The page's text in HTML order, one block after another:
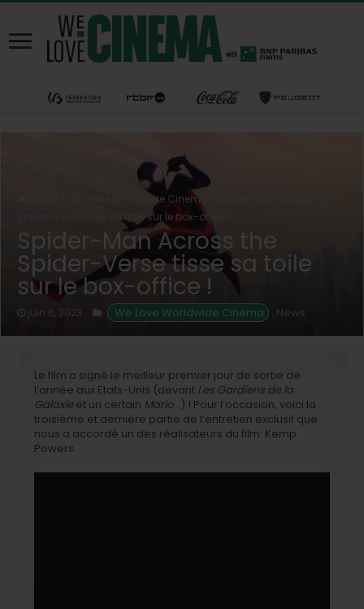
We Love Worldwide Cinema
Spider-Verse tisse sa toile sur le box-office !
Spider-Man Across the
Spider-Verse tisse sa toile
sur le box-office !
juin 6, 2023 We Love Worldwide Cinema News
Le film a signé le meilleur premier jour de sortie de
l’année aux Etats-Unis (devant Les Gardiens de la
Galaxie et un certain Mario…) ! Pour l’occasion, voici la
troisième et dernière partie de l’entretien exclusif que
nous a accordé un des réalisateurs du film: Kemp
Powers.